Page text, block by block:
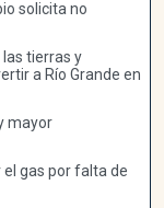
solicita no
tierras y
a Río Grande en
mayor
el gas por falta de